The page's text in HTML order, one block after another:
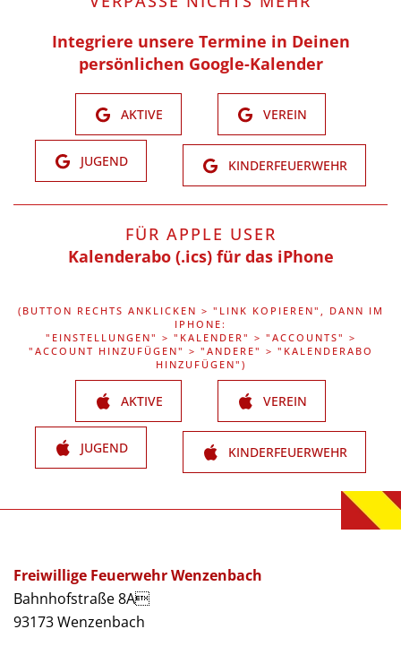
Integriere unsere Termine in Deinen
persönlichen Google-Kalender
AKTIVE VEREIN
JUGEND KINDERFEUERWEHR
FÜR APPLE USER
Kalenderabo (.ics) für das iPhone
(BUTTON RECHTS ANKLICKEN > "LINK KOPIEREN", DANN IM
IPHONE:
"EINSTELLUNGEN" > "KALENDER" > "ACCOUNTS" >
"ACCOUNT HINZUFÜGEN" > "ANDERE" > "KALENDERABO
HINZUFÜGEN")
AKTIVE VEREIN
JUGEND KINDERFEUERWEHR
Freiwillige Feuerwehr Wenzenbach
Bahnhofstraße 8A
93173 Wenzenbach